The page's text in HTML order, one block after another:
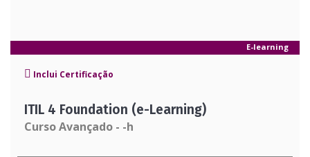
E-learning
Inclui Certificação
ITIL 4 Foundation (e-Learning)
Curso Avançado - -h